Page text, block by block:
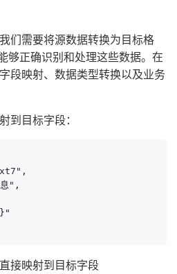
们需要将源数据转换为目标格
够正确识别和处理这些数据。在
段映射、数据类型转换以及业务
到目标字段：
",
接映射到目标字段